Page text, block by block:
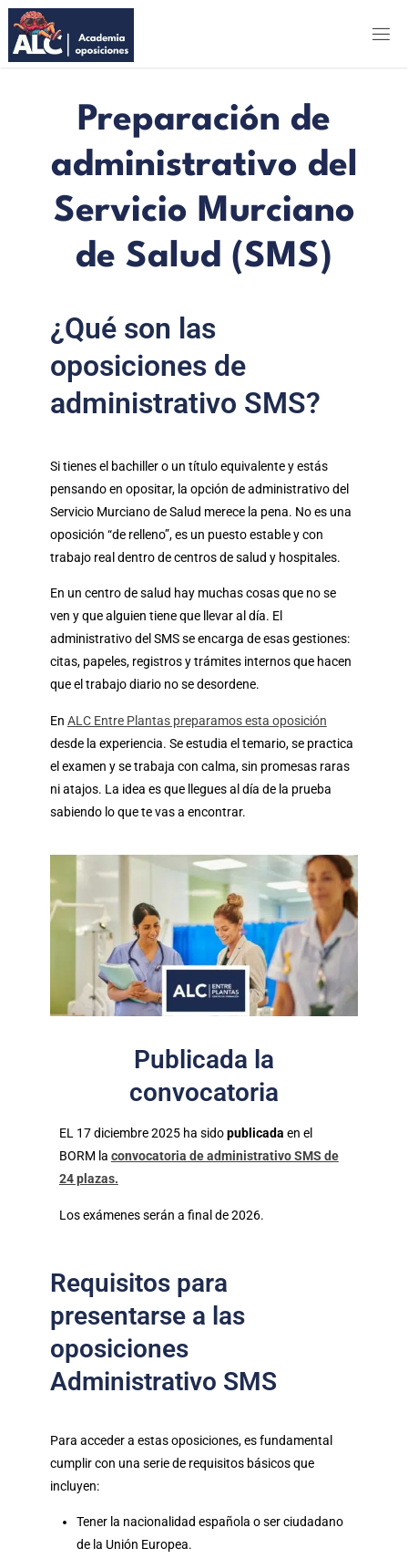
OPOSICIONES
Preparación de
administrativo del
Servicio Murciano
de Salud (SMS)
¿Qué son las
oposiciones de
administrativo SMS?
Si tienes el bachiller o un título equivalente y estás
pensando en opositar, la opción de administrativo del
Servicio Murciano de Salud merece la pena. No es una
oposición “de relleno”, es un puesto estable y con
trabajo real dentro de centros de salud y hospitales.
En un centro de salud hay muchas cosas que no se
ven y que alguien tiene que llevar al día. El
administrativo del SMS se encarga de esas gestiones:
citas, papeles, registros y trámites internos que hacen
que el trabajo diario no se desordene.
En ALC Entre Plantas preparamos esta oposición
desde la experiencia. Se estudia el temario, se practica
el examen y se trabaja con calma, sin promesas raras
ni atajos. La idea es que llegues al día de la prueba
sabiendo lo que te vas a encontrar.
Publicada la
convocatoria
EL 17 diciembre 2025 ha sidopublicada en el
BORM la convocatoria de administrativo SMS de
24 plazas.
Los exámenes serán a final de 2026.
Requisitos para
presentarse a las
oposiciones
Administrativo SMS
Para acceder a estas oposiciones, es fundamental
cumplir con una serie de requisitos básicos que
incluyen:
Tener la nacionalidad española o ser ciudadano
de la Unión Europea.